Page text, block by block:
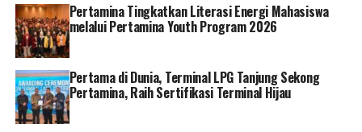
Pertamina Tingkatkan Literasi Energi Mahasiswa
melalui Pertamina Youth Program 2026
Pertama di Dunia, Terminal LPG Tanjung Sekong
Pertamina, Raih Sertifikasi Terminal Hijau